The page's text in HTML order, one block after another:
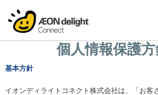
個人情報保護
基本方針
イオンディライトコネクト株式会社は、「お客